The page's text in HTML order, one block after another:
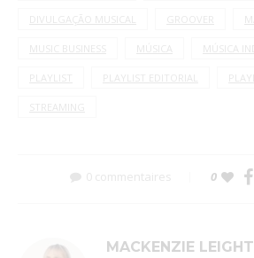
DIVULGAÇÃO MUSICAL
MÚSICA MÚSICA
PLAYLIST PLAYLIST EDITORIAL
STREAMING
0 commentaires 0
MACKENZIE